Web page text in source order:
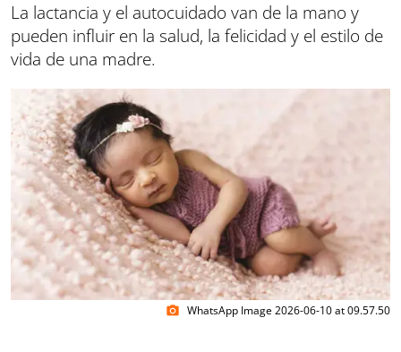
La lactancia y el autocuidado van de la mano y
pueden influir en la salud, la felicidad y el estilo de
vida de una madre.
photo_camera WhatsApp Image 2026-06-10 at 09.57.50